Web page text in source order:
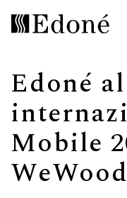
Edoné
Mobile
WeWood
Calipso
Chrono
Wall coverings
Bathtubs
Mirrors
Spotlights
Made in Italy
Custom Design